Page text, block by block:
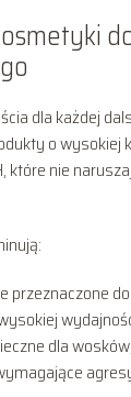
dla każdej
o wysokiej
które nie
przeznaczone
dla